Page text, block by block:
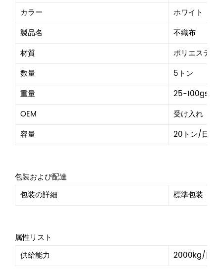
カラー
ホワイト
製品名
不織布
材質
ポリエステル
数量
5トン
重量
25-100gsm
OEM
受け入れ
容量
20トン/日
包装および配達
包装の詳細
標準包装
属性リスト
供給能力
2000kg/日